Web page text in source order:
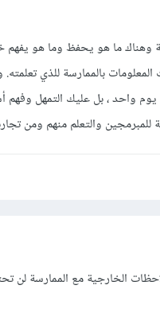
وهناك ما هو يحفظ وما هو يفهم
المعلومات بالممارسة للذي
واحد ، بل عليك التمهل
للمبرمجين والتعلم منهم ومن
الخارجية مع الممارسة لن